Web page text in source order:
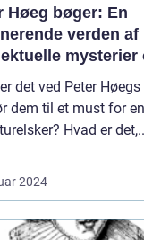
Høeg bøger: En
verden af
mysterier
det ved Peter Høegs
dem til et must for
Hvad er
2024